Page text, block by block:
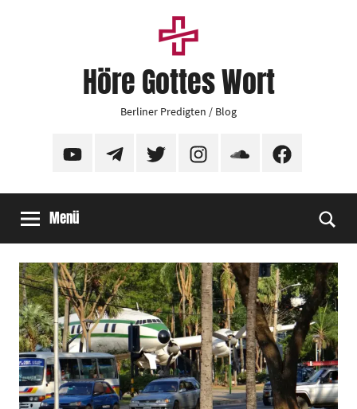
Höre Gottes Wort
Berliner Predigten / Blog
YouTubeTelegramTwitter InstagramSoundCloudFacebook
Menü